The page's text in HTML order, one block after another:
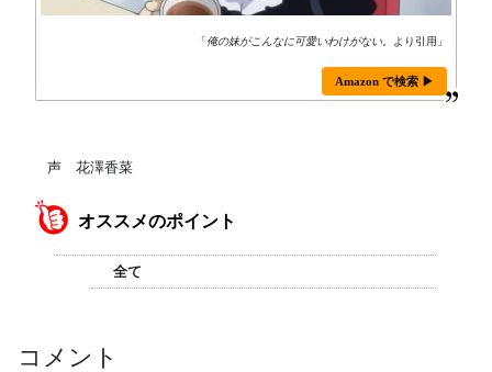
「俺の妹がこんなに可愛いわけがない。 より引用」
Amazon で検索 ▶
声 花澤香菜
オススメのポイント
全て
コメント